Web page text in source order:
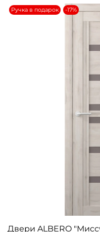
Ручка в подарок -17%
Двери ALBERO "Миссури" Кремовый/Мателюкс